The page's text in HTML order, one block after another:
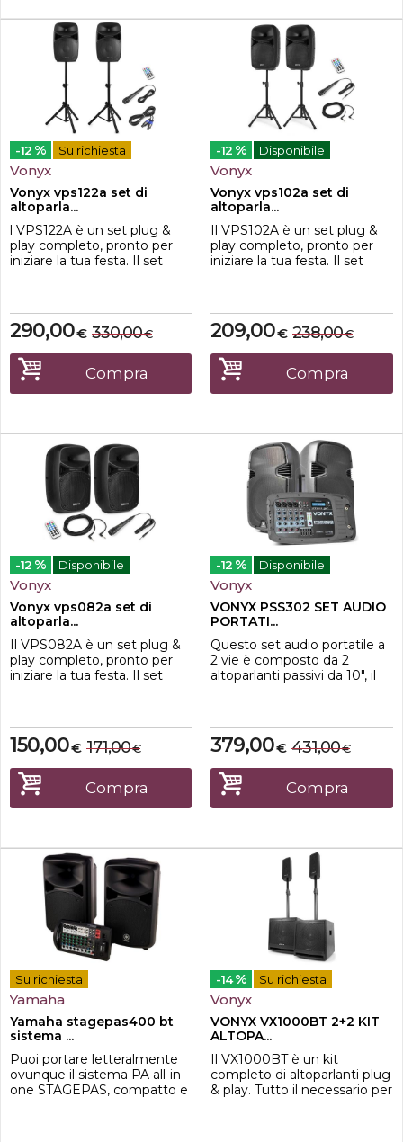
-12 % Su richiesta
Vonyx
Vonyx vps122a set di
altoparla...
l VPS122A è un set plug &
play completo, pronto per
iniziare la tua festa. Il set
attivo. Il modello attivo
ospita l'amplificatore che ha
un lettore USB/SD integrato
e tecnologia wireless BT per
riprodurre la tua musica in
st...
€
290,00 €
330,00
Compra
-12 % Disponibile
Vonyx
Vonyx vps102a set di
altoparla...
Il VPS102A è un set plug &
play completo, pronto per
iniziare la tua festa. Il set
Il modello attivo ospita
l'amplificatore che ha un
lettore USB/SD integrato e
tecnologia wireless BT per
riprodurre in streaming la tu...
€
209,00 €
238,00
Compra
-12 % Disponibile
Vonyx
Vonyx vps082a set di
altoparla...
Il VPS082A è un set plug &
play completo, pronto per
iniziare la tua festa. Il set
modello attivo ospita
l'amplificatore che ha un
lettore USB/SD integrato e
tecnologia wireless BT per
riprodurre la tua musica in
st...
€
150,00 €
171,00
Compra
-12 % Disponibile
Vonyx
VONYX PSS302 SET AUDIO
PORTATI...
Questo set audio portatile a
2 vie è composto da 2
altoparlanti passivi da 10", il
portaoggetti. Questo set
audio utilizza un
amplificatore di classe D. Il
mixer ha 8 canali di ingresso
per 4 connettori microfonici,
i canali ...
€
379,00 €
431,00
Compra
Su richiesta
Yamaha
Yamaha stagepas400 bt
sistema ...
Puoi portare letteralmente
ovunque il sistema PA all-in-
one STAGEPAS, compatto e
-14 % Su richiesta
Vonyx
VONYX VX1000BT 2+2 KIT
ALTOPA...
Il VX1000BT è un kit
completo di altoparlanti plug
& play. Tutto il necessario per